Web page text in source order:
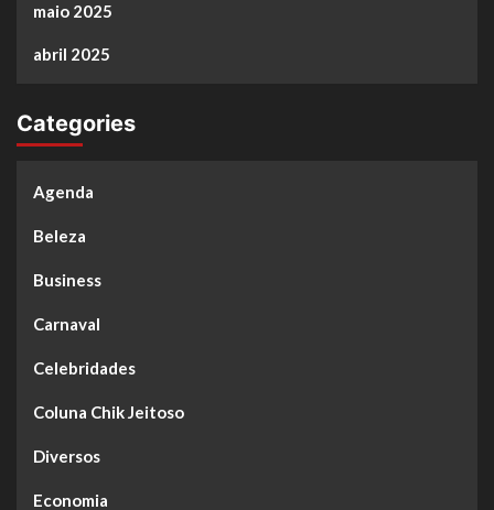
maio 2025
abril 2025
Categories
Agenda
Beleza
Business
Carnaval
Celebridades
Coluna Chik Jeitoso
Diversos
Economia